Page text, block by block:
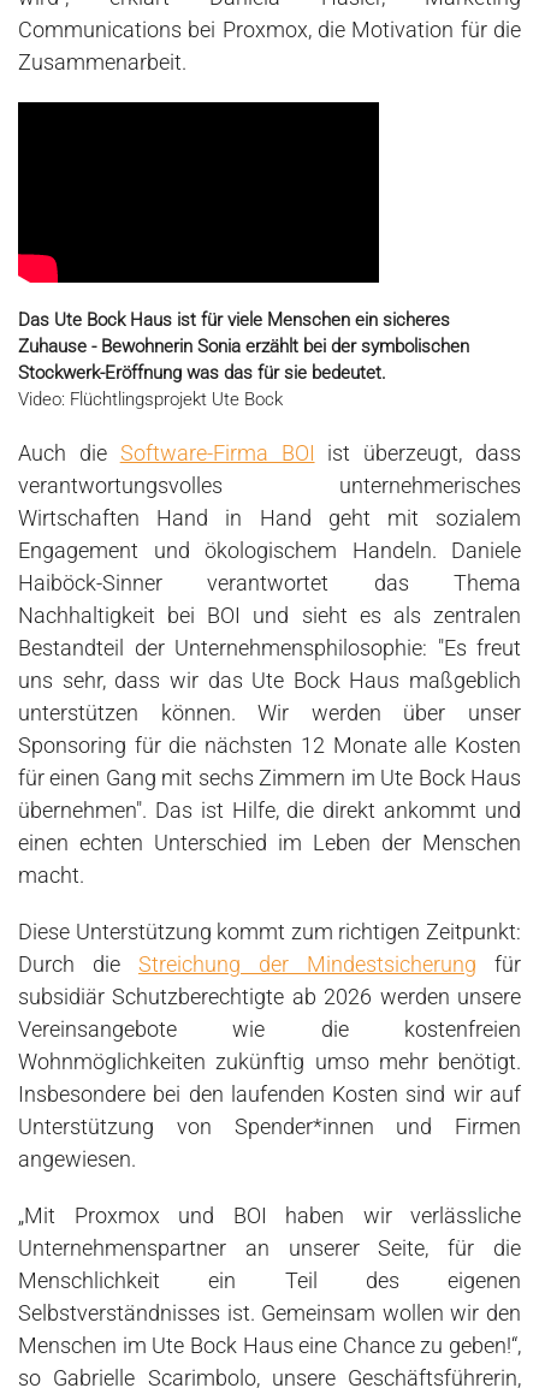
Communications bei Proxmox, die Motivation für die
Zusammenarbeit.
Das Ute Bock Haus ist für viele Menschen ein sicheres
Zuhause - Bewohnerin Sonia erzählt bei der symbolischen
Stockwerk-Eröffnung was das für sie bedeutet.
Video: Flüchtlingsprojekt Ute Bock
Auch die Software-Firma BOI ist überzeugt, dass
verantwortungsvolles unternehmerisches
Wirtschaften Hand in Hand geht mit sozialem
Engagement und ökologischem Handeln. Daniele
Haiböck-Sinner verantwortet das Thema
Nachhaltigkeit bei BOI und sieht es als zentralen
Bestandteil der Unternehmensphilosophie: "Es freut
uns sehr, dass wir das Ute Bock Haus maßgeblich
unterstützen können. Wir werden über unser
Sponsoring für die nächsten 12 Monate alle Kosten
für einen Gang mit sechs Zimmern im Ute Bock Haus
übernehmen". Das ist Hilfe, die direkt ankommt und
einen echten Unterschied im Leben der Menschen
macht.
Diese Unterstützung kommt zum richtigen Zeitpunkt:
Durch die Streichung der Mindestsicherung für
subsidiär Schutzberechtigte ab 2026 werden unsere
Vereinsangebote wie die kostenfreien
Wohnmöglichkeiten zukünftig umso mehr benötigt.
Insbesondere bei den laufenden Kosten sind wir auf
Unterstützung von Spender*innen und Firmen
angewiesen.
„Mit Proxmox und BOI haben wir verlässliche
Unternehmenspartner an unserer Seite, für die
Menschlichkeit ein Teil des eigenen
Selbstverständnisses ist. Gemeinsam wollen wir den
Menschen im Ute Bock Haus eine Chance zu geben!“,
so Gabrielle Scarimbolo, unsere Geschäftsführerin,